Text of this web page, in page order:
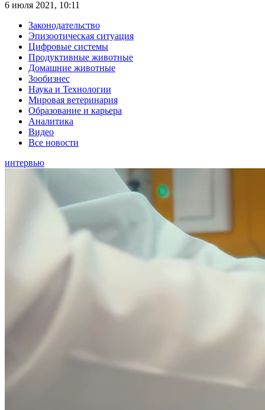
6 июля 2021, 10:11
Законодательство
Эпизоотическая ситуация
Цифровые системы
Продуктивные животные
Домашние животные
Зообизнес
Наука и Технологии
Мировая ветеринария
Образование и карьера
Аналитика
Видео
Все новости
интервью